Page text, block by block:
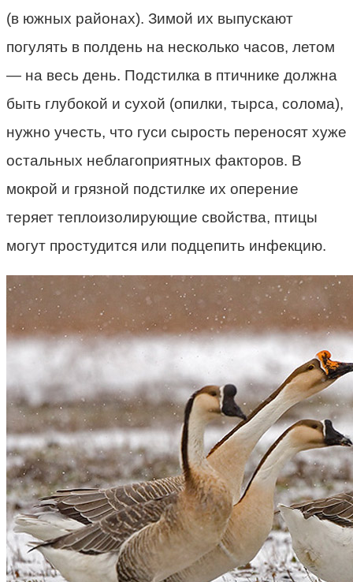
(в южных районах). Зимой их выпускают
погулять в полдень на несколько часов, летом
— на весь день. Подстилка в птичнике должна
быть глубокой и сухой (опилки, тырса, солома),
нужно учесть, что гуси сырость переносят хуже
остальных неблагоприятных факторов. В
мокрой и грязной подстилке их оперение
теряет теплоизолирующие свойства, птицы
могут простудится или подцепить инфекцию.